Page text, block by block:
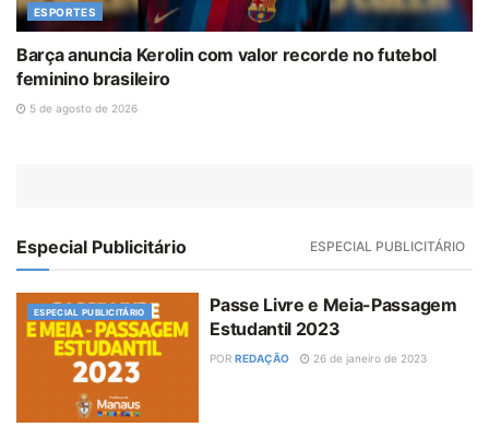
ESPORTES
Barça anuncia Kerolin com valor recorde no futebol
feminino brasileiro
5 de agosto de 2026
Especial Publicitário ESPECIAL PUBLICITÁRIO
ESPECIAL PUBLICITÁRIO
Passe Livre e Meia-Passagem
Estudantil 2023
POR REDAÇÃO 26 de janeiro de 2023